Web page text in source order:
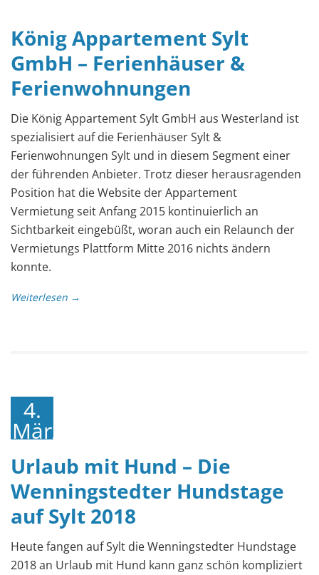
König Appartement Sylt
GmbH – Ferienhäuser &
Ferienwohnungen
Die König Appartement Sylt GmbH aus Westerland ist
spezialisiert auf die Ferienhäuser Sylt &
Ferienwohnungen Sylt und in diesem Segment einer
der führenden Anbieter. Trotz dieser herausragenden
Position hat die Website der Appartement
Vermietung seit Anfang 2015 kontinuierlich an
Sichtbarkeit eingebüßt, woran auch ein Relaunch der
Vermietungs Plattform Mitte 2016 nichts ändern
konnte.
Weiterlesen →
4.
März
2018
Urlaub mit Hund – Die
Wenningstedter Hundstage
auf Sylt 2018
Heute fangen auf Sylt die Wenningstedter Hundstage
2018 an Urlaub mit Hund kann ganz schön kompliziert